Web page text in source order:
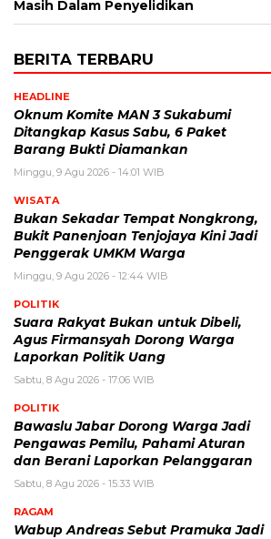
Masih Dalam Penyelidikan
BERITA TERBARU
HEADLINE
Oknum Komite MAN 3 Sukabumi
Ditangkap Kasus Sabu, 6 Paket
Barang Bukti Diamankan
Minggu, 9 Agu 2026 - 14:01 WIB
WISATA
Bukan Sekadar Tempat Nongkrong,
Bukit Panenjoan Tenjojaya Kini Jadi
Penggerak UMKM Warga
Minggu, 9 Agu 2026 - 12:44 WIB
POLITIK
Suara Rakyat Bukan untuk Dibeli,
Agus Firmansyah Dorong Warga
Laporkan Politik Uang
Sabtu, 8 Agu 2026 - 17:06 WIB
POLITIK
Bawaslu Jabar Dorong Warga Jadi
Pengawas Pemilu, Pahami Aturan
dan Berani Laporkan Pelanggaran
Sabtu, 8 Agu 2026 - 15:33 WIB
RAGAM
Wabup Andreas Sebut Pramuka Jadi